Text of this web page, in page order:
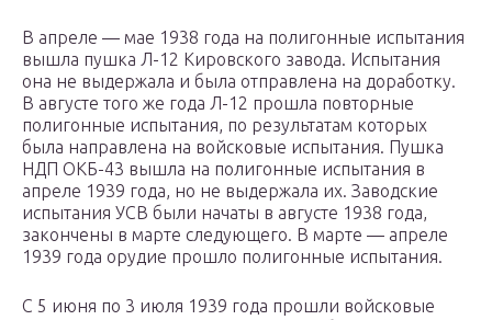
В апреле — мае 1938 года на полигонные испытания
вышла пушка Л-12 Кировского завода. Испытания
она не выдержала и была отправлена на доработку.
В августе того же года Л-12 прошла повторные
полигонные испытания, по результатам которых
была направлена на войсковые испытания. Пушка
НДП ОКБ-43 вышла на полигонные испытания в
апреле 1939 года, но не выдержала их. Заводские
испытания УСВ были начаты в августе 1938 года,
закончены в марте следующего. В марте — апреле
1939 года орудие прошло полигонные испытания.
С 5 июня по 3 июля 1939 года прошли войсковые